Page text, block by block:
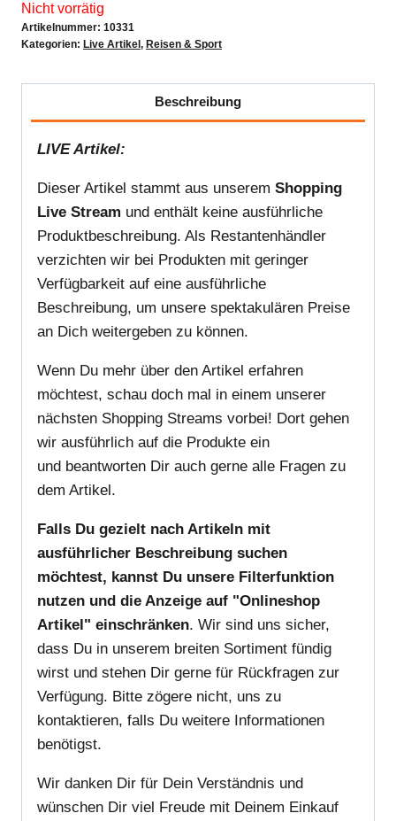
Nicht vorrätig
Artikelnummer: 10331
Kategorien: Live Artikel , Reisen & Sport
Beschreibung
LIVE Artikel:
Dieser Artikel stammt aus unserem Shopping
Live Stream und enthält keine ausführliche
Produktbeschreibung. Als Restantenhändler
verzichten wir bei Produkten mit geringer
Verfügbarkeit auf eine ausführliche
Beschreibung, um unsere spektakulären Preise
an Dich weitergeben zu können.
Wenn Du mehr über den Artikel erfahren
möchtest, schau doch mal in einem unserer
nächsten Shopping Streams vorbei! Dort gehen
wir ausführlich auf die Produkte ein
und beantworten Dir auch gerne alle Fragen zu
dem Artikel.
Falls Du gezielt nach Artikeln mit
ausführlicher Beschreibung suchen
möchtest, kannst Du unsere Filterfunktion
nutzen und die Anzeige auf "Onlineshop
Artikel" einschränken. Wir sind uns sicher,
dass Du in unserem breiten Sortiment fündig
wirst und stehen Dir gerne für Rückfragen zur
Verfügung. Bitte zögere nicht, uns zu
kontaktieren, falls Du weitere Informationen
benötigst.
Wir danken Dir für Dein Verständnis und
wünschen Dir viel Freude mit Deinem Einkauf